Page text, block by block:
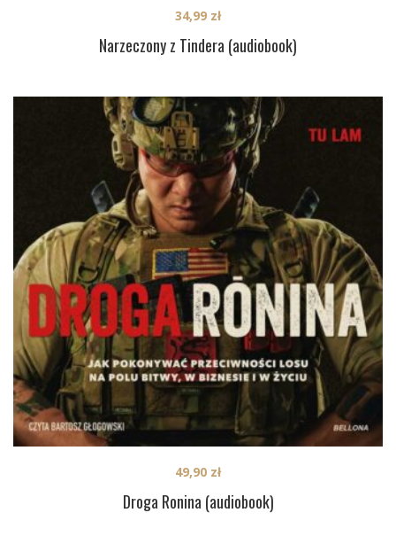
Narzeczony z Tindera (audiobook)
34,99 zł
Droga Ronina (audiobook)
49,90 zł